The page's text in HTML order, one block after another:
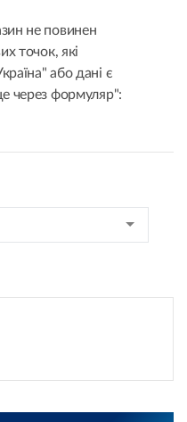
не повинен
точок, які
або дані є
через формуляр":